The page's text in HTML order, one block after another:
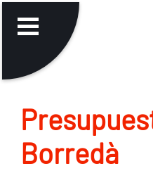
Borredà